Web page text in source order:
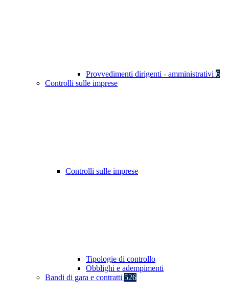
Provvedimenti dirigenti - amministrativi 6
Controlli sulle imprese
Controlli sulle imprese
Tipologie di controllo
Obblighi e adempimenti
Bandi di gara e contratti 526